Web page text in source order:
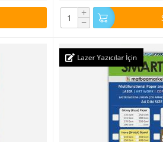
+
−
Lazer Yazıcılar İçin